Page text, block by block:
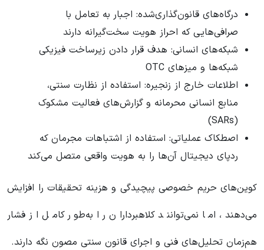
درگاه‌های قانون‌گذاری‌شده: اجبار به تعامل با
صرافی‌هایی که احراز هویت سخت‌گیرانه دارند
شبکه‌های انسانی: هدف قرار دادن زیرساخت فیزیکی
شبکه‌ها و میزهای OTC
اطلاعات خارج از زنجیره: استفاده از نظارت سنتی،
منابع انسانی محرمانه و گزارش‌های فعالیت مشکوک
(SARs)
اصطکاک عملیاتی: استفاده از اشتباهات مجرمان که
ردپای دیجیتال آن‌ها را به هویت واقعی متصل می‌کند
کوین‌های حریم خصوصی پیچیدگی و هزینه تحقیقات را افزایش
می‌دهند، اما نمی‌توانند کلاهبرداران را به‌طور کامل از فشار
هم‌زمان تحلیل‌های فنی و اجرای قانون سنتی مصون نگه دارند.